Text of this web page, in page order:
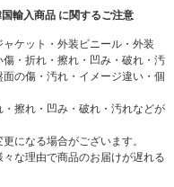
輸入商品 に関するご注意
ケット・外装ビニール・外装
・折れ・擦れ・凹み・破れ・汚
の傷・汚れ・イメージ違い・個
擦れ・凹み・破れ・汚れなどが
になる場合がございます。
な理由で商品のお届けが遅れる